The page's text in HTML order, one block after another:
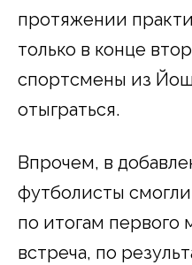
протяжении
только в конце
спортсмены из
отыграться.
Впрочем, в
футболисты
по итогам первого
встреча, по